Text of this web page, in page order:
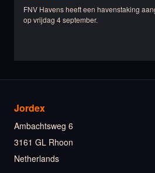
FNV Havens heeft een havenstaking
op vrijdag 4 september.
Jordex
Ambachtsweg 6
3161 GL Rhoon
Netherlands